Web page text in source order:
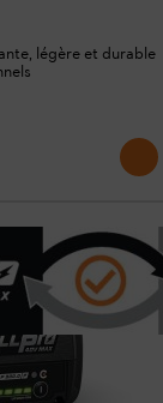
légère et durable